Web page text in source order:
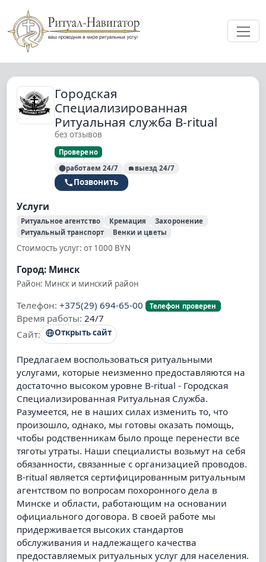
Городская
Специализированная
Ритуальная служба B-ritual
без отзывов
Проверено
работаем 24/7
выезд 24/7
Позвонить
Услуги
Ритуальное агентство Кремация
Захоронение
Ритуальный транспорт
Венки и цветы
Стоимость услуг: от 1000 BYN
Город: Минск
Район: Минск и минский район
Телефон: +375(29) 694-65-00 Телефон проверен
Время работы: 24/7
Сайт:
Открыть сайт
Предлагаем воспользоваться ритуальными
услугами, которые неизменно предоставляются на
достаточно высоком уровне B-ritual - Городская
Специализированная Ритуальная Служба.
Разумеется, не в наших силах изменить то, что
произошло, однако, мы готовы оказать помощь,
чтобы родственникам было проще перенести все
тяготы утраты. Наши специалисты возьмут на себя
обязанности, связанные с организацией проводов.
B-ritual является сертифицированным ритуальным
агентством по вопросам похоронного дела в
Минске и области, работающим на основании
официального договора. В своей работе мы
придерживается высоких стандартов
обслуживания и надлежащего качества
предоставляемых ритуальных услуг для населения.